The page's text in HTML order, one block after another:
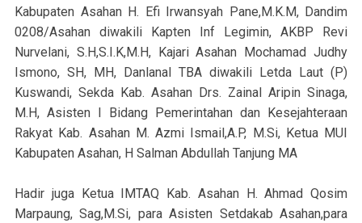
Kabupaten Asahan H. Efi Irwansyah Pane,M.K.M, Dandim
0208/Asahan diwakili Kapten Inf Legimin, AKBP Revi
Nurvelani, S.H,S.I.K,M.H, Kajari Asahan Mochamad Judhy
Ismono, SH, MH, Danlanal TBA diwakili Letda Laut (P)
Kuswandi, Sekda Kab. Asahan Drs. Zainal Aripin Sinaga,
M.H, Asisten I Bidang Pemerintahan dan Kesejahteraan
Rakyat Kab. Asahan M. Azmi Ismail,A.P, M.Si, Ketua MUI
Kabupaten Asahan, H Salman Abdullah Tanjung MA
Hadir juga Ketua IMTAQ Kab. Asahan H. Ahmad Qosim
Marpaung, Sag,M.Si, para Asisten Setdakab Asahan,para